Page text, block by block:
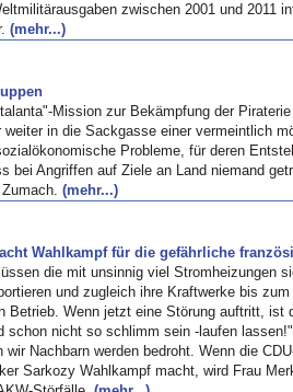
zwischen 2001 und 2011
(mehr...)
Mission zur Bekämpfung der
weiter in die Sackgasse einer vermeintlich
Probleme, für deren
bei Angriffen auf Ziele an Land niemand
(mehr...)
Wahlkampf für die gefährliche
die mit unsinnig viel Stromheizungen
und zugleich ihre Kraftwerke bis
Betrieb. Wenn jetzt eine Störung auftritt, ist
schon nicht so schlimm sein -laufen
wir Nachbarn werden bedroht. Wenn die
Sarkozy Wahlkampf macht, wird Frau